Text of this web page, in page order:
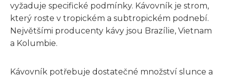
vyžaduje specifické podmínky. Kávovník je strom,
který roste v tropickém a subtropickém podnebí.
Největšími producenty kávy jsou Brazílie, Vietnam
a Kolumbie.
Kávovník potřebuje dostatečné množství slunce a